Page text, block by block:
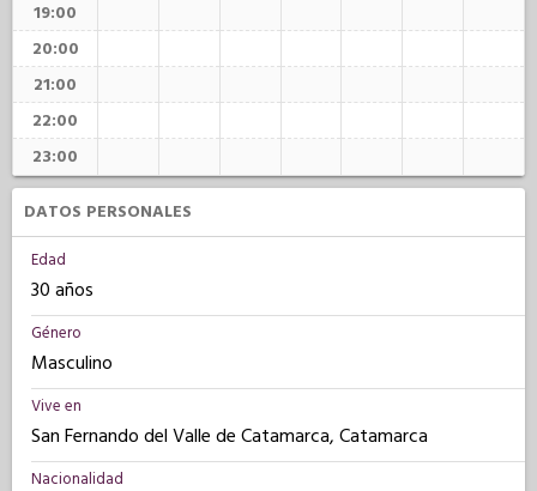
19:00
20:00
21:00
22:00
23:00
DATOS PERSONALES
Edad
30 años
Género
Masculino
Vive en
San Fernando del Valle de Catamarca, Catamarca
Nacionalidad